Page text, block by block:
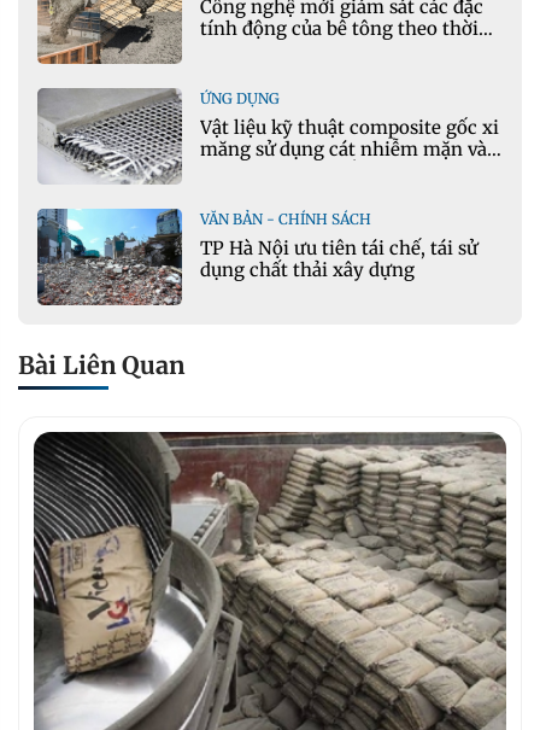
Công nghệ mới giám sát các đặc
tính động của bê tông theo thời
ỨNG DỤNG
Vật liệu kỹ thuật composite gốc xi
măng sử dụng cát nhiễm mặn và
VĂN BẢN - CHÍNH SÁCH
TP Hà Nội ưu tiên tái chế, tái sử
dụng chất thải xây dựng
Bài Liên Quan